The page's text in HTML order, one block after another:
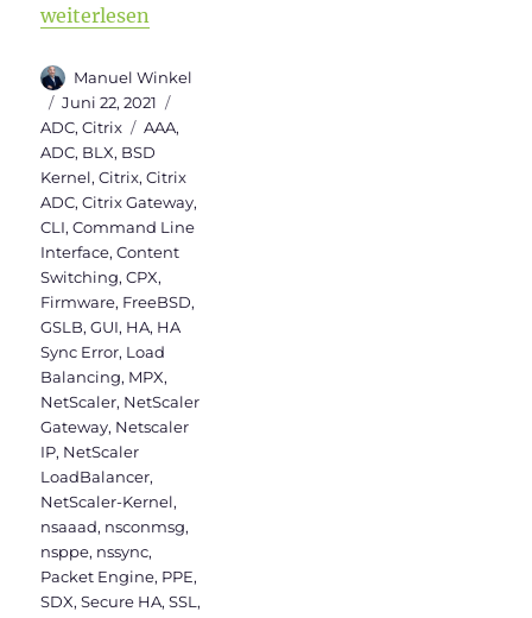
„Citrix ADC 101 – Grundlagen“
weiterlesen
Autor
Manuel Winkel
Veröffentlicht
am
Juni 22, 2021
ADC,Citrix Schlagwörter
AAA,
ADC, BLX, BSD
Kernel,Citrix,Citrix
ADC,Citrix Gateway,
CLI,Command Line
Interface,Content
Switching,CPX,
Firmware, FreeBSD,
GSLB,GUI, HA, HA
Sync Error, Load
Balancing, MPX,
NetScaler, NetScaler
Gateway, Netscaler
IP, NetScaler
LoadBalancer,
NetScaler-Kernel,
nsaaad, nsconmsg,
nsppe, nssync,
Packet Engine, PPE,
SDX,Secure HA,SSL ,